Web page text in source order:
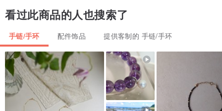
为“92.5%银 + 7.5%合金”所组成，是国际公认的完美比例。
标准的925纯银一般是不会引起过敏反应的。
也能防止细菌生长，所以有些人配戴饰品会选择纯银材质才不会引起
发炎反应。
Notice
看过此商品的人也搜索了
手链/手环 配件饰品 提供客制的 手链/手环